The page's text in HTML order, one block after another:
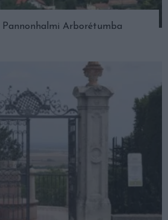
Pannonhalmi Arborétumba